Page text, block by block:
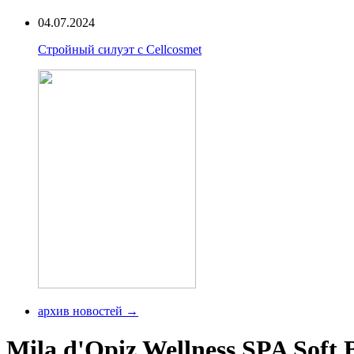
04.07.2024
Стройный силуэт с Cellcosmet
архив новостей →